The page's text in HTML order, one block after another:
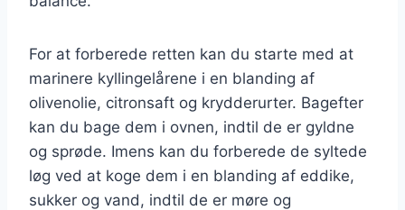
For at forberede retten kan du starte med at
marinere kyllingelårene i en blanding af
olivenolie, citronsaft og krydderurter. Bagefter
kan du bage dem i ovnen, indtil de er gyldne
og sprøde. Imens kan du forberede de syltede
løg ved at koge dem i en blanding af eddike,
sukker og vand, indtil de er møre og